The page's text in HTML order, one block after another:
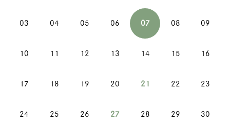
03 04 05 06 07 08 09
10 11 12 13 14 15 16
17 18 19 20 21 22 23
24 25 26 27 28 29 30